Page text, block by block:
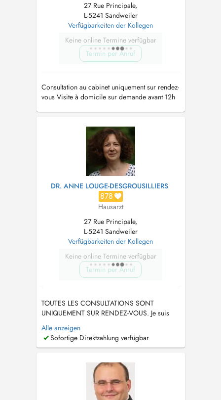
27 Rue Principale,
L-5241 Sandweiler
Verfügbarkeiten der Kollegen
Keine online Termine verfügbar
Termin per Anruf
Consultation au cabinet uniquement sur rendez-
vous Visite à domicile sur demande avant 12h
DR. ANNE LOUGE-DESGROUSILLIERS
878
Hausarzt
27 Rue Principale,
L-5241 Sandweiler
Verfügbarkeiten der Kollegen
Keine online Termine verfügbar
Termin per Anruf
TOUTES LES CONSULTATIONS SONT
UNIQUEMENT SUR RENDEZ-VOUS. Je suis
absente du7 au 16 août et du 21 au 27
septembre 2026. Ech sinn net do vum 7. bis
dem 16. August an vum 21. bis dem 27
Alle anzeigen
Sofortige Direktzahlung verfügbar